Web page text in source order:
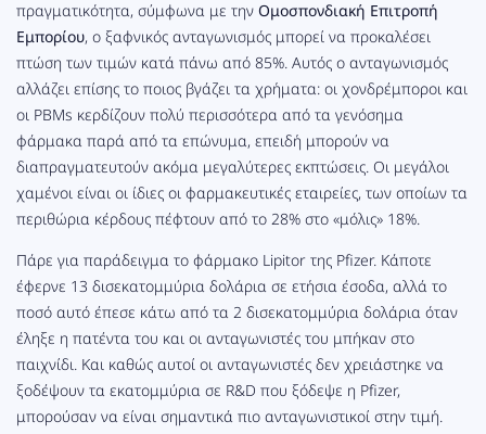
πραγματικότητα, σύμφωνα με την Ομοσπονδιακή Επιτροπή
Εμπορίου, ο ξαφνικός ανταγωνισμός μπορεί να προκαλέσει
πτώση των τιμών κατά πάνω από 85%. Αυτός ο ανταγωνισμός
αλλάζει επίσης το ποιος βγάζει τα χρήματα: οι χονδρέμποροι και
οι PBMs κερδίζουν πολύ περισσότερα από τα γενόσημα
φάρμακα παρά από τα επώνυμα, επειδή μπορούν να
διαπραγματευτούν ακόμα μεγαλύτερες εκπτώσεις. Οι μεγάλοι
χαμένοι είναι οι ίδιες οι φαρμακευτικές εταιρείες, των οποίων τα
περιθώρια κέρδους πέφτουν από το 28% στο «μόλις» 18%.
Πάρε για παράδειγμα το φάρμακο Lipitor της Pfizer. Κάποτε
έφερνε 13 δισεκατομμύρια δολάρια σε ετήσια έσοδα, αλλά το
ποσό αυτό έπεσε κάτω από τα 2 δισεκατομμύρια δολάρια όταν
έληξε η πατέντα του και οι ανταγωνιστές του μπήκαν στο
παιχνίδι. Και καθώς αυτοί οι ανταγωνιστές δεν χρειάστηκε να
ξοδέψουν τα εκατομμύρια σε R&D που ξόδεψε η Pfizer,
μπορούσαν να είναι σημαντικά πιο ανταγωνιστικοί στην τιμή.